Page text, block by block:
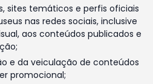
sites temáticos e perfis oficiais
nas redes sociais, inclusive
aos conteúdos publicados e
e da veiculação de conteúdos
promocional;